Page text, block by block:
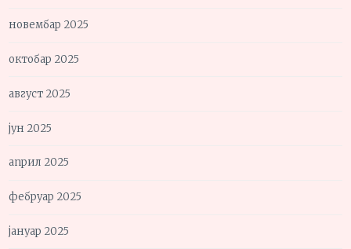
новембар 2025
октобар 2025
август 2025
јун 2025
април 2025
фебруар 2025
јануар 2025